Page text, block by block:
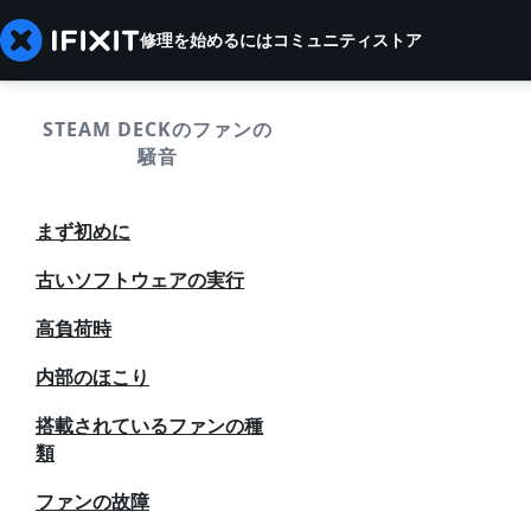
修理を始めるにはコミュニティストア
STEAM DECKのファンの
騒音
まず初めに
古いソフトウェアの実行
高負荷時
内部のほこり
搭載されているファンの種
類
ファンの故障